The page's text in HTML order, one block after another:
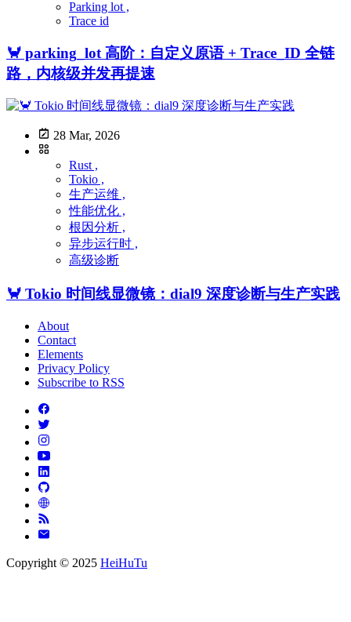
Parking lot ,
Trace id
🦀 parking_lot 高阶：自定义原语 + Trace_ID 全链
路，内核级并发再提速
28 Mar, 2026
Rust ,
Tokio ,
生产运维 ,
性能优化 ,
根因分析 ,
异步运行时 ,
高级诊断
🦀 Tokio 时间线显微镜：dial9 深度诊断与生产实践
About
Contact
Elements
Privacy Policy
Subscribe to RSS
Copyright © 2025 HeiHuTu